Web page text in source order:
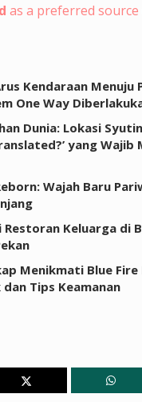
as a preferred source
Kendaraan Menuju
One Way
Dunia: Lokasi
yang
Wajah Baru
Restoran Keluarga di
Menikmati Blue Fire
Tips Keamanan